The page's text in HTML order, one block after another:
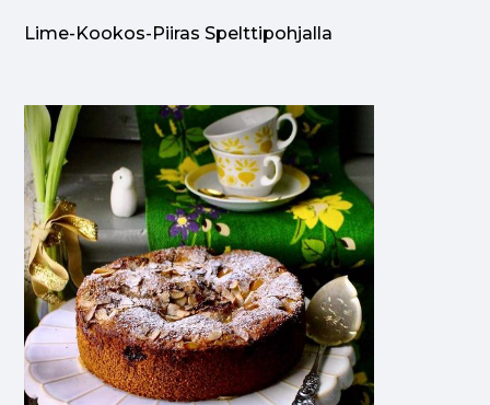
Lime-Kookos-Piiras Spelttipohjalla